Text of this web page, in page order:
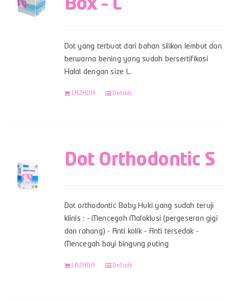
Box – L
Dot yang terbuat dari bahan silikon lembut dan
berwarna bening yang sudah bersertifikasi
Halal dengan size L.
LAZADA Details
Dot Orthodontic S
Dot orthodontic Baby Huki yang sudah teruji
klinis : - Mencegah Maloklusi (pergeseran gigi
dan rahang) - Anti kolik - Anti tersedak -
Mencegah bayi bingung puting
LAZADA Details